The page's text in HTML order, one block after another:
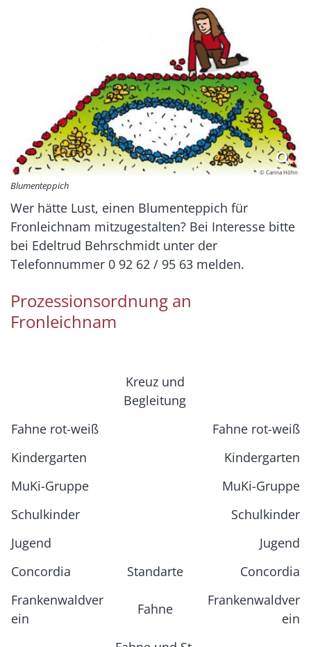
© Carina Höhn
Blumenteppich
Wer hätte Lust, einen Blumenteppich für
Fronleichnam mitzugestalten? Bei Interesse bitte
bei Edeltrud Behrschmidt unter der
Telefonnummer 0 92 62 / 95 63 melden.
Prozessionsordnung an
Fronleichnam
Kreuz und
Begleitung
Fahne rot-weiß
Fahne rot-weiß
Kindergarten
Kindergarten
MuKi-Gruppe
MuKi-Gruppe
Schulkinder
Schulkinder
Jugend
Jugend
Concordia
Standarte
Concordia
Frankenwaldver
ein
Fahne
Frankenwaldver
ein